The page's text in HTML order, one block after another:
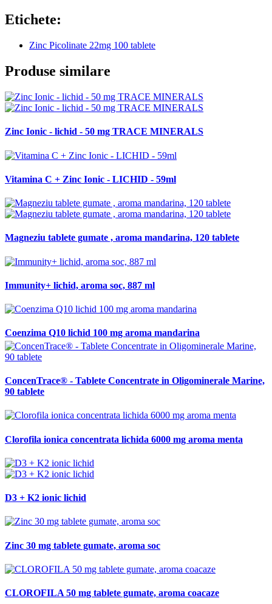
Etichete:
Zinc Picolinate 22mg 100 tablete
Produse similare
Zinc Ionic - lichid - 50 mg TRACE MINERALS
Vitamina C + Zinc Ionic - LICHID - 59ml
Magneziu tablete gumate , aroma mandarina, 120 tablete
Immunity+ lichid, aroma soc, 887 ml
Coenzima Q10 lichid 100 mg aroma mandarina
ConcenTrace® - Tablete Concentrate in Oligominerale Marine,
90 tablete
Clorofila ionica concentrata lichida 6000 mg aroma menta
D3 + K2 ionic lichid
Zinc 30 mg tablete gumate, aroma soc
CLOROFILA 50 mg tablete gumate, aroma coacaze